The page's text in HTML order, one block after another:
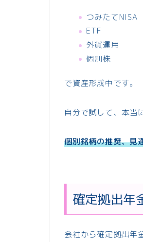
つみたてNISA
ETF
外貨運用
個別株
で資産形成中です。
自分で試して、本当
個別銘柄の推奨、見
確定拠出年
会社から確定拠出年